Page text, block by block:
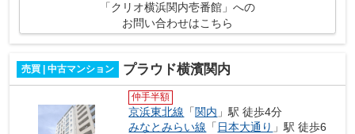
「クリオ横浜関内壱番館」への
お問い合わせはこちら
売買 | 中古マンション プラウド横濱関内
仲手半額
京浜東北線 「関内 」駅 徒歩4分
みなとみらい線 「 日本大通り 」駅 徒歩6